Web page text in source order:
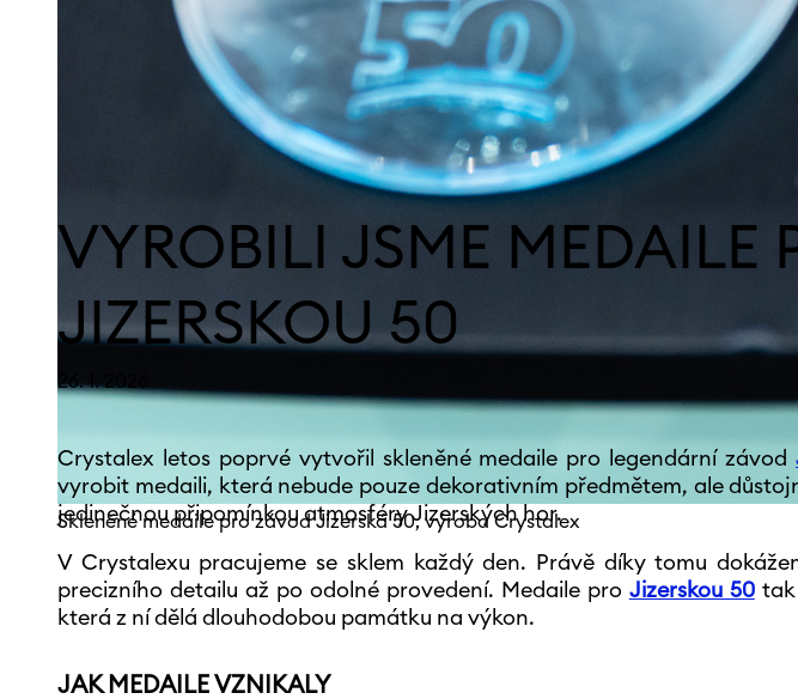
Skleněné medaile pro závod Jizerská 50, výroba Crystalex
VYROBILI JSME MEDAILE
JIZERSKOU 50
26. 1. 2026
Crystalex letos poprvé vytvořil skleněné medaile pro legendární závod
vyrobit medaili, která nebude pouze dekorativním předmětem, ale
jedinečnou připomínkou atmosféry Jizerských hor.
V Crystalexu pracujeme se sklem každý den. Právě díky tomu
precizního detailu až po odolné provedení. Medaile pro Jizerskou 50tak
která z ní dělá dlouhodobou památku na výkon.
JAK MEDAILE VZNIKALY